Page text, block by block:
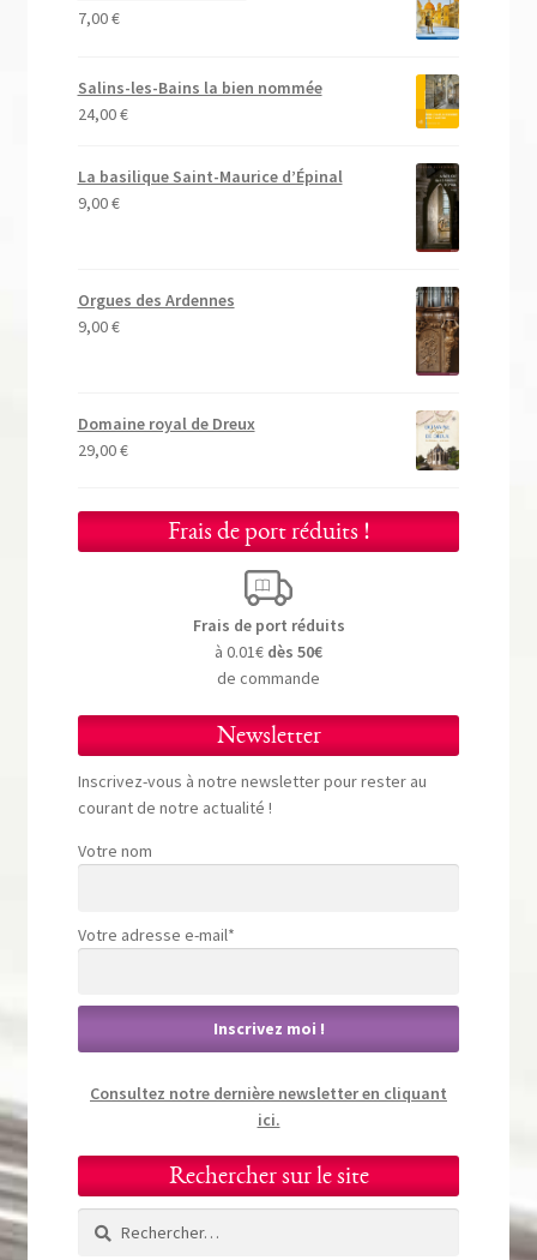
7,00€
Salins-les-Bains la bien nommée
24,00€
La basilique Saint-Maurice d’Épinal
9,00€
Orgues des Ardennes
9,00€
Domaine royal de Dreux
29,00€
Frais de port réduits !
Frais de port réduits
à 0.01€ dès 50€
de commande
Newsletter
Inscrivez-vous à notre newsletter pour rester au
courant de notre actualité !
Votre nom
Votre adresse e-mail*
Consultez notre dernière newsletter en cliquant
ici.
Rechercher sur le site
Rechercher :